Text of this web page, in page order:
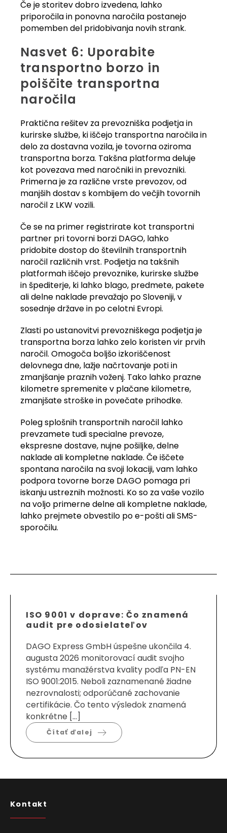
Če je storitev dobro izvedena, lahko
priporočila in ponovna naročila postanejo
pomemben del pridobivanja novih strank.
Nasvet 6: Uporabite
transportno borzo in
poiščite transportna
naročila
Praktična rešitev za prevozniška podjetja in
kurirske službe, ki iščejo transportna naročila in
delo za dostavna vozila, je tovorna oziroma
transportna borza. Takšna platforma deluje
kot povezava med naročniki in prevozniki.
Primerna je za različne vrste prevozov, od
manjših dostav s kombijem do večjih tovornih
naročil z LKW vozili.
Če se na primer registrirate kot transportni
partner pri tovorni borzi DAGO, lahko
pridobite dostop do številnih transportnih
naročil različnih vrst. Podjetja na takšnih
platformah iščejo prevoznike, kurirske službe
in špediterje, ki lahko blago, predmete, pakete
ali delne naklade prevažajo po Sloveniji, v
sosednje države in po celotni Evropi.
Zlasti po ustanovitvi prevozniškega podjetja je
transportna borza lahko zelo koristen vir prvih
naročil. Omogoča boljšo izkoriščenost
delovnega dne, lažje načrtovanje poti in
zmanjšanje praznih voženj. Tako lahko prazne
kilometre spremenite v plačane kilometre,
zmanjšate stroške in povečate prihodke.
Poleg splošnih transportnih naročil lahko
prevzamete tudi specialne prevoze,
ekspresne dostave, nujne pošiljke, delne
naklade ali kompletne naklade. Če iščete
spontana naročila na svoji lokaciji, vam lahko
podpora tovorne borze DAGO pomaga pri
iskanju ustreznih možnosti. Ko so za vaše vozilo
na voljo primerne delne ali kompletne naklade,
lahko prejmete obvestilo po e-pošti ali SMS-
sporočilu.
ISO 9001 v doprave: Čo znamená
audit pre odosielateľov
DAGO Express GmbH úspešne ukončila 4.
augusta 2026 monitorovací audit svojho
systému manažérstva kvality podľa PN-EN
ISO 9001:2015. Neboli zaznamenané žiadne
nezrovnalosti; odporúčané zachovanie
certifikácie. Čo tento výsledok znamená
konkrétne […]
Čítať ďalej
Kontakt